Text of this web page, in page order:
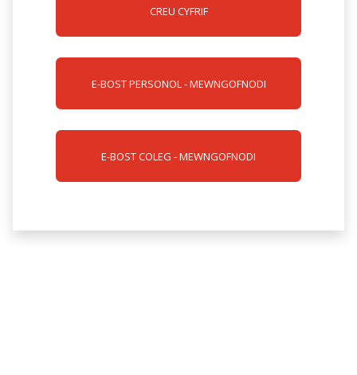
CREU CYFRIF
E-BOST PERSONOL - MEWNGOFNODI
E-BOST COLEG - MEWNGOFNODI